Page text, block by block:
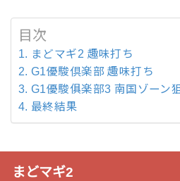
目次
まどマギ2 趣味打ち
G1優駿倶楽部 趣味打ち
G1優駿俱楽部3 南国ゾーン
最終結果
まどマギ2